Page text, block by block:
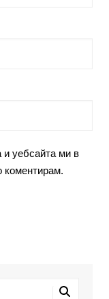
и уебсайта ми в
коментирам.